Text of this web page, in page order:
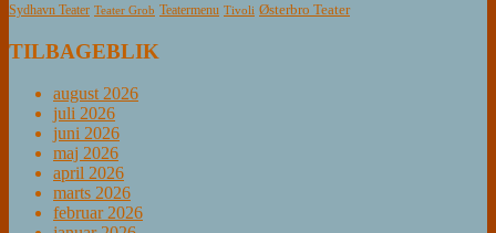
Sydhavn Teater Teater Grob Teatermenu Tivoli Østerbro Teater
TILBAGEBLIK
august 2026
juli 2026
juni 2026
maj 2026
april 2026
marts 2026
februar 2026